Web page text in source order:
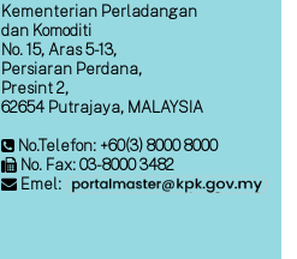
Kementerian Perladangan
dan Komoditi
No. 15, Aras 5-13,
Persiaran Perdana,
Presint 2,
62654 Putrajaya, MALAYSIA
No.Telefon: +60(3) 8000 8000
No. Fax: 03-8000 3482
Emel: